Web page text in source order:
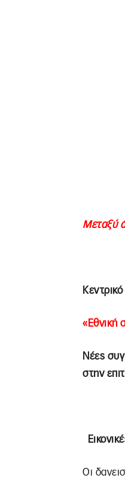
Μεταξύ
«Εθνική
Νέες
στην
Οι